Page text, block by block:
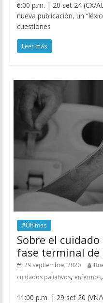
6:00 p.m. | 20 set 24 (CX/
nueva publicación, un
cuestiones
Leer más
#Últimas
Sobre el
fase terminal de
29 septiembre, 2020
cuidados paliativos, enfermos,
11:00 p.m. | 29 set 20